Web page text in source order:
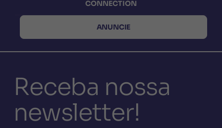
CONNECTION
ANUNCIE
Receba nossa
newsletter!